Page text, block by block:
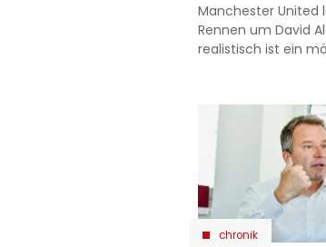
Manchester
Rennen um David
realistisch ist ein
chronik